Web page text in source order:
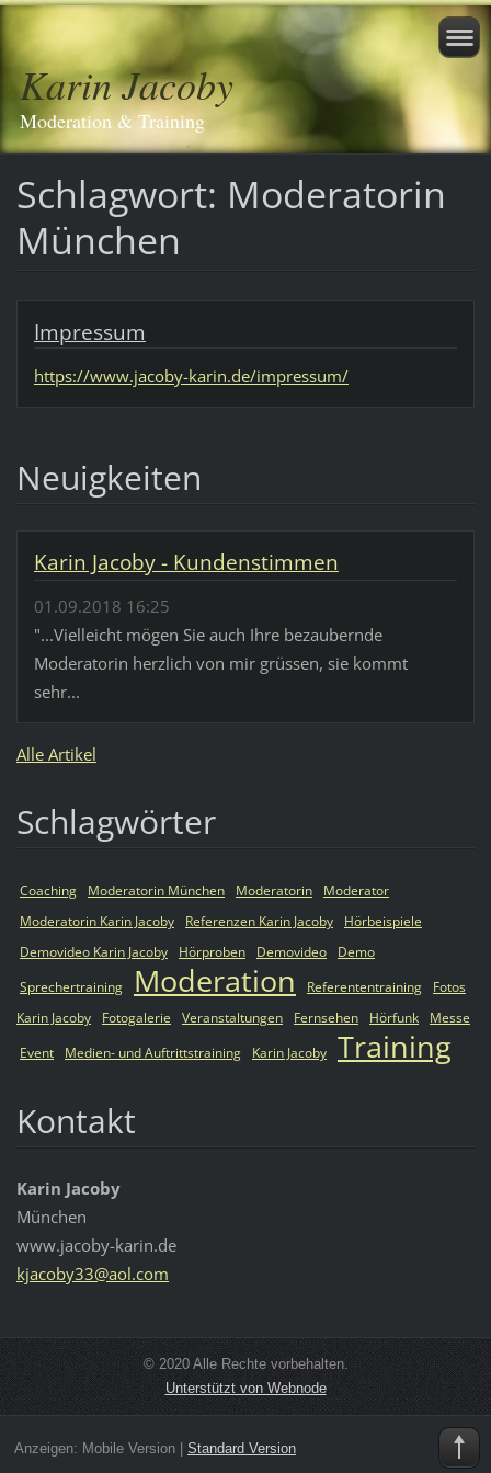
Karin Jacoby
Moderation & Training
Schlagwort: Moderatorin
München
Impressum
https://www.jacoby-karin.de/impressum/
Neuigkeiten
Karin Jacoby - Kundenstimmen
01.09.2018 16:25
"...Vielleicht mögen Sie auch Ihre bezaubernde
Moderatorin herzlich von mir grüssen, sie kommt
sehr...
Alle Artikel
Schlagwörter
Coaching Moderatorin München Moderatorin
Moderator
Moderatorin Karin Jacoby
Referenzen Karin Jacoby
Hörbeispiele
Demovideo Karin Jacoby
Hörproben Demovideo
Demo
Sprechertraining
Moderation Referententraining
Fotos
Karin Jacoby
Fotogalerie Veranstaltungen Fernsehen Hörfunk
Messe
Event
Medien- und Auftrittstraining Karin Jacoby Training
Kontakt
Karin Jacoby
München
www.jacoby-karin.de
kjacoby33@aol.com
© 2020 Alle Rechte vorbehalten.
Unterstützt von Webnode
Anzeigen: Mobile Version| Standard Version